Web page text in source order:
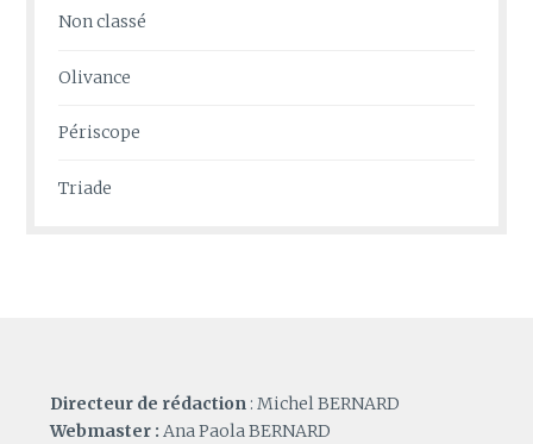
Non classé
Olivance
Périscope
Triade
Directeur de rédaction : Michel BERNARD
Webmaster : Ana Paola BERNARD